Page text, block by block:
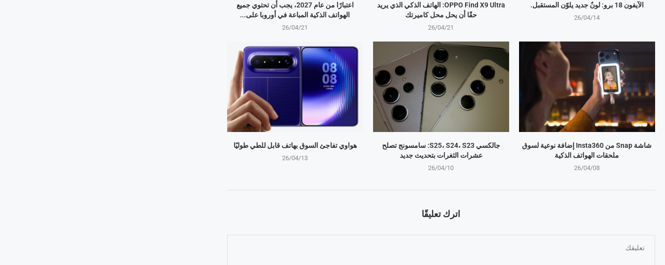
اعتبارًا من عام 2027، يجب أن تحتوي جميع
الهواتف الذكية المباعة في أوروبا على...
26/04/21
OPPO Find X9 Ultra: الهاتف الذكي الذي يريد
حقًا أن يحل محل كاميرتك
26/04/21
الآيفون 18 برو: لونٌ جديد يلوّن المستقبل.
26/04/14
هواوي تفاجئ السوق بهاتف قابل للطي طوليًا
26/04/13
جالكسي S25، S24، S23: سامسونج تصلح
عشرات الثغرات بتحديث جديد
26/04/10
شاشة Snap من Insta360 إضافة نوعية لسوق
ملحقات الهواتف الذكية
26/04/08
اترك تعليقًا